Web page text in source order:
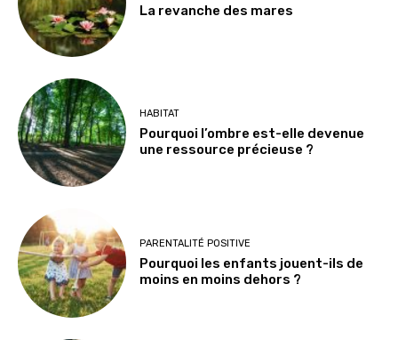
La revanche des mares
HABITAT
Pourquoi l’ombre est-elle devenue
une ressource précieuse ?
PARENTALITÉ POSITIVE
Pourquoi les enfants jouent-ils de
moins en moins dehors ?